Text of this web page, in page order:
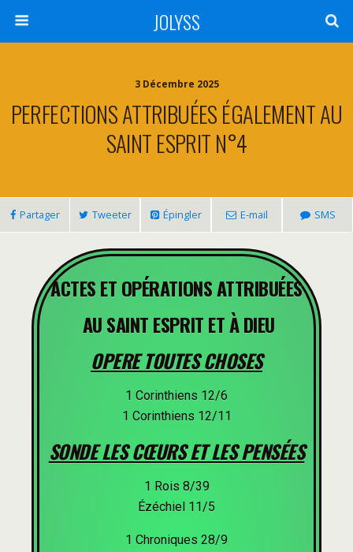
JOLYSS
3 Décembre 2025
PERFECTIONS ATTRIBUÉES ÉGALEMENT AU
SAINT ESPRIT N°4
Partager Tweeter Épingler E-mail SMS
ACTES ET OPÉRATIONS ATTRIBUÉES
AU SAINT ESPRIT ET À DIEU
OPERE TOUTES CHOSES
1 Corinthiens 12/6
1 Corinthiens 12/11
SONDE LES CŒURS ET LES PENSÉES
1 Rois 8/39
Ézéchiel 11/5
1 Chroniques 28/9